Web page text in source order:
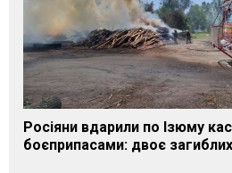
Росіяни вдарили по Ізюму
боєприпасами: двоє загиблих